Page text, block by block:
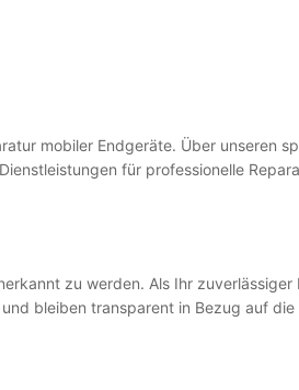
mobiler Endgeräte. Über unseren
für professionelle
zu werden. Als Ihr zuverlässiger
bleiben transparent in Bezug auf die